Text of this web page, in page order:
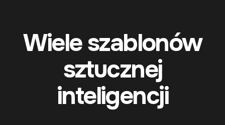
Wiele szablonów
sztucznej
inteligencji